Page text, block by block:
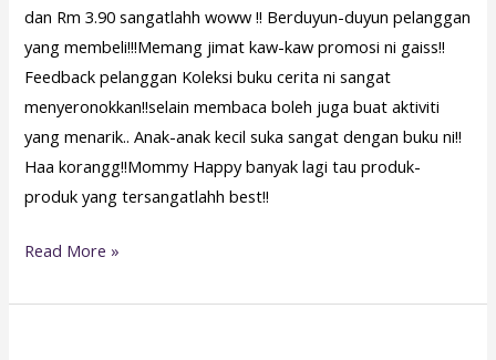
dan Rm 3.90 sangatlahh woww !! Berduyun-duyun pelanggan
yang membeli!!!Memang jimat kaw-kaw promosi ni gaiss!!
Feedback pelanggan Koleksi buku cerita ni sangat
menyeronokkan!!selain membaca boleh juga buat aktiviti
yang menarik.. Anak-anak kecil suka sangat dengan buku ni!!
Haa korangg!!Mommy Happy banyak lagi tau produk-
produk yang tersangatlahh best!!
Read More »